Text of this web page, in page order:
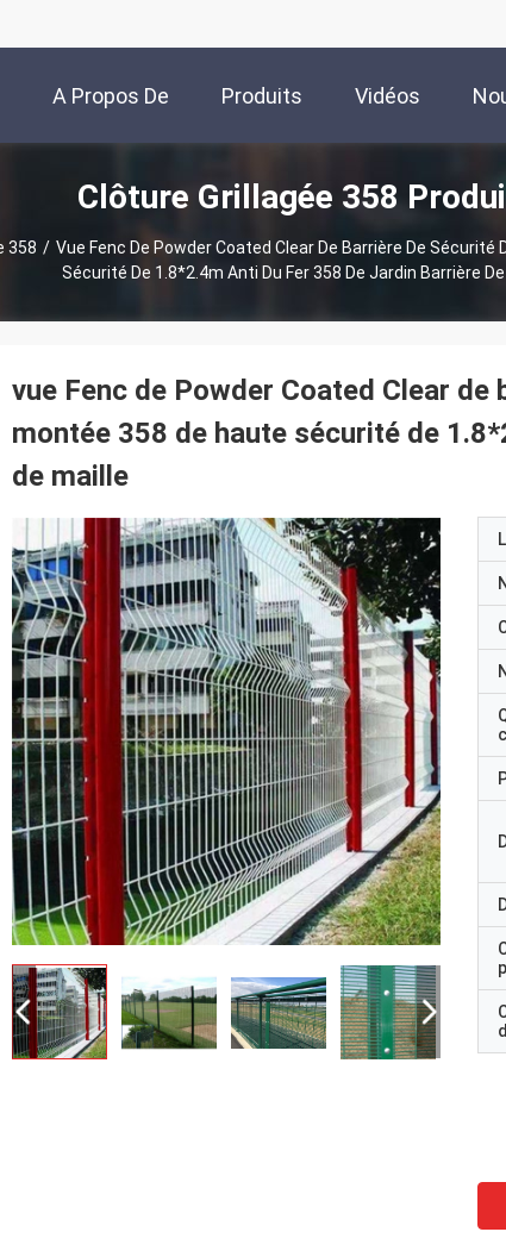
A Propos De
Nous
Produits Vidéos
Clôture Grillagée 358
358 / Vue Fenc De Powder Coated Clear De Barrière De Sécurité
Sécurité De 1.8*2.4m Anti Du Fer 358 De Jardin Barrière
vue Fenc de Powder Coated Clear
montée 358 de haute sécurité de
de maille